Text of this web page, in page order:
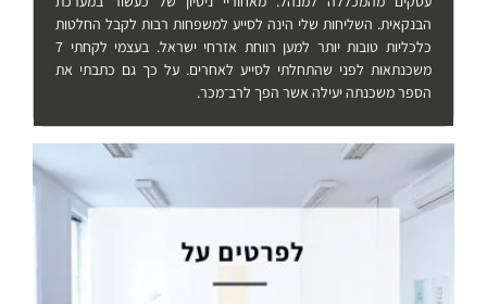
הבנקאית. השליחות שלי הינה לסייע למשפחות רבות לקבל החלטות
כלכליות טובות יותר למען רווחת אזרחי ישראל. בעצמי לקחתי 7
משכנתאות לפני שהתחלתי לסייע לאחרים. על כך גם כתבתי את
הספר משכנתה יעילה אשר הפך לרב־מכר.